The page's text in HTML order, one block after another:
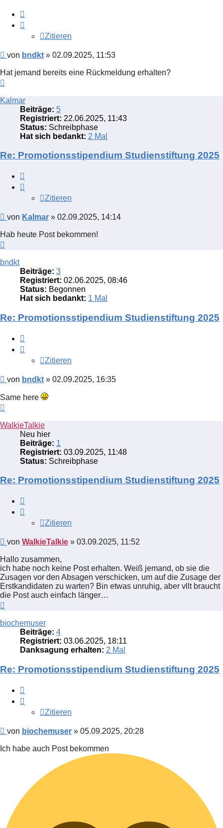
Zitieren
Beitrag
von bndkt » 02.09.2025, 11:53
Hat jemand bereits eine Rückmeldung erhalten?
Kalmar
Beiträge: 5
Registriert: 22.06.2025, 11:43
Status: Schreibphase
Hat sich bedankt: 2 Mal
Re: Promotionsstipendium Studienstiftung 2025
Zitieren
Beitrag
von Kalmar » 02.09.2025, 14:14
Hab heute Post bekommen!
bndkt
Beiträge: 3
Registriert: 02.06.2025, 08:46
Status: Begonnen
Hat sich bedankt: 1 Mal
Re: Promotionsstipendium Studienstiftung 2025
Zitieren
Beitrag
von bndkt » 02.09.2025, 16:35
Same here
WalkieTalkie
Neu hier
Beiträge: 1
Registriert: 03.09.2025, 11:48
Status: Schreibphase
Re: Promotionsstipendium Studienstiftung 2025
Zitieren
Beitrag
von WalkieTalkie » 03.09.2025, 11:52
Hallo zusammen,
ich habe noch keine Post erhalten. Weiß jemand, ob sie die
Zusagen vor den Absagen verschicken, um auf die Zusage der
Erstkandidaten zu warten? Bin etwas unruhig, aber vllt braucht
die Post auch einfach länger…
biochemuser
Beiträge: 4
Registriert: 03.06.2025, 18:11
Danksagung erhalten: 2 Mal
Re: Promotionsstipendium Studienstiftung 2025
Zitieren
Beitrag
von biochemuser » 05.09.2025, 20:28
Ich habe auch Post bekommen